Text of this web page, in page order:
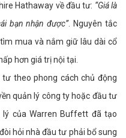
Hathaway về đầu tư: “Giá là
bạn nhận được”. Nguyên tắc
mua và nắm giữ lâu dài cổ
hơn giá trị nội tại.
theo phong cách chủ động
quản lý công ty hoặc đầu tư
lý của Warren Buffett đã tạo
hỏi nhà đầu tư phải bổ sung